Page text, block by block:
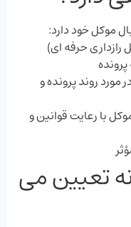
موکل خود دارد:
حرفه ‌ای)
مورد روند پرونده و
با رعایت قوانین و
تعیین می